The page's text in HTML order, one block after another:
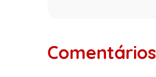
Comentários